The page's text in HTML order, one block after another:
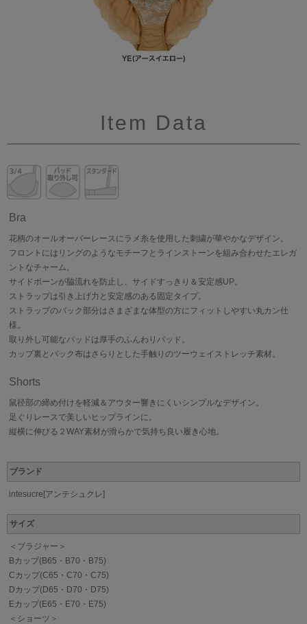
Item Data
Bra
花柄のオールオーバーレースにラメ糸を使用した刺繍が華やかなデザイン。
フロントにはリングのようなモチーフとラインストーンを組み合わせたエレガ
ントなチャーム。
サイドボーンが脇流れを防止し、サイドすっきり＆安定感UP。
ストラップは引き上げ力と安定感のある固定タイプ。
ストラップのバック部分はさまざまな体型の方にフィットしやすい丸カン仕
様。
取り外し可能なパッドは厚手のふんわりパッド。
カップ裏とバック布はさらりとした手触りのツーウェイストレッチ素材。
Shorts
鼠径部の締め付けを軽減＆アウター響きにくいシンプルなデザイン。
足ぐりレースで美しいヒップラインに。
縦横に伸びる２WAY素材が滑らかで気持ち良い履き心地。
ブランド
intesucre[アンテシュクレ]
サイズ
＜ブラジャー＞
Bカップ(B65・B70・B75)
Cカップ(C65・C70・C75)
Dカップ(D65・D70・D75)
Eカップ(E65・E70・E75)
＜ショーツ＞